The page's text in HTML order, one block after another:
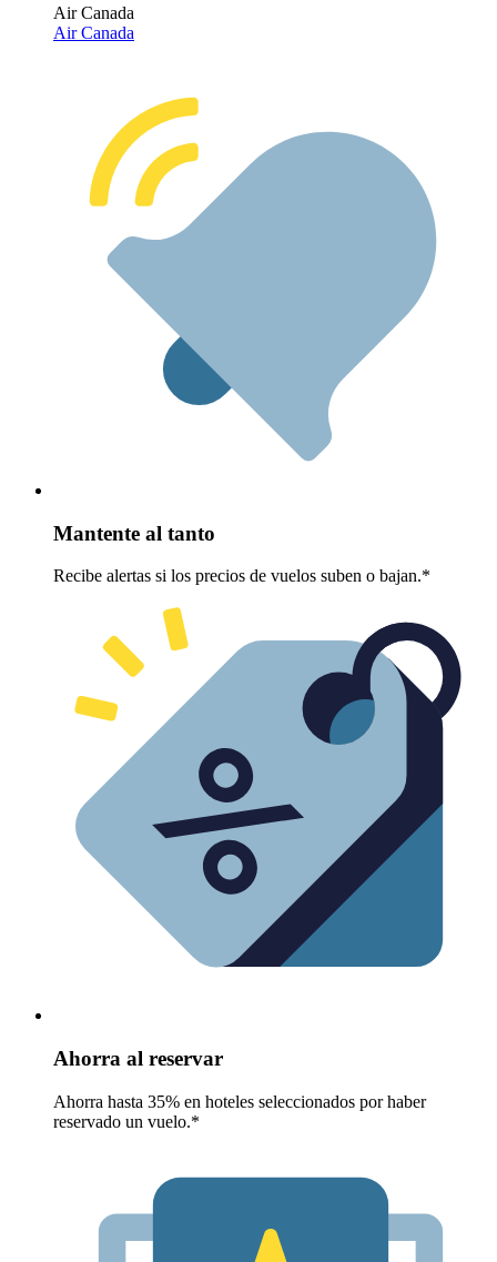
Air Canada
Air Canada
Mantente al tanto
Recibe alertas si los precios de vuelos suben o bajan.*
Ahorra al reservar
Ahorra hasta 35% en hoteles seleccionados por haber
reservado un vuelo.*